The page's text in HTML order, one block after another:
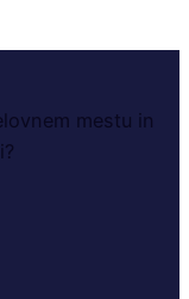
mestu in